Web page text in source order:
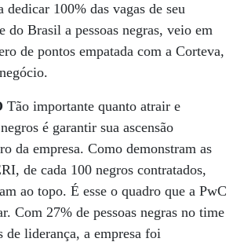
dedicar 100% das vagas de seu
do Brasil a pessoas negras, veio em
de pontos empatada com a Corteva,
Tão importante quanto atrair e
é garantir sua ascensão
da empresa. Como demonstram as
de cada 100 negros contratados,
ao topo. É esse o quadro que a PwC
Com 27% de pessoas negras no time
de liderança, a empresa foi